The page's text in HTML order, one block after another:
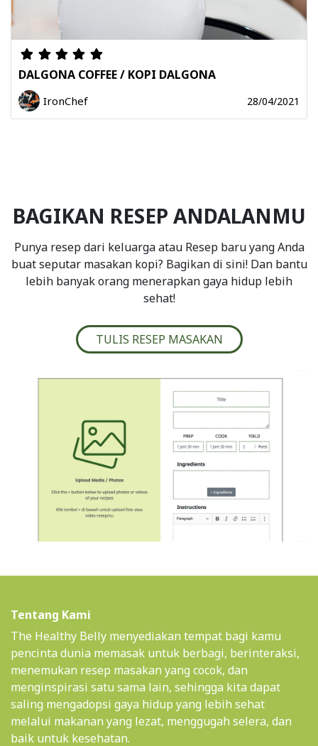
DALGONA COFFEE / KOPI DALGONA
IronChef 28/04/2021
BAGIKAN RESEP ANDALANMU
Punya resep dari keluarga atau Resep baru yang Anda
buat seputar masakan kopi? Bagikan di sini! Dan bantu
lebih banyak orang menerapkan gaya hidup lebih
sehat!
TULIS RESEP MASAKAN
Tentang Kami
The Healthy Belly menyediakan tempat bagi kamu
pencinta dunia memasak untuk berbagi, berinteraksi,
menemukan resep masakan yang cocok, dan
menginspirasi satu sama lain, sehingga kita dapat
saling mengadopsi gaya hidup yang lebih sehat
melalui makanan yang lezat, menggugah selera, dan
baik untuk kesehatan.